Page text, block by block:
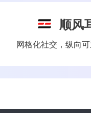
顺风
网格化社交，纵向